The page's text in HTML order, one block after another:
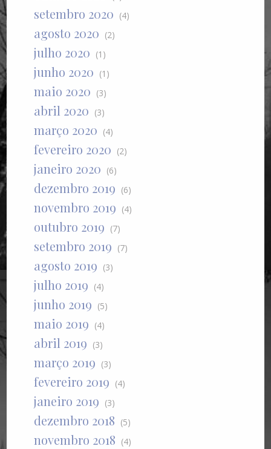
setembro 2020 (4)
agosto 2020 (2)
julho 2020 (1)
junho 2020 (1)
maio 2020 (3)
abril 2020 (3)
março 2020 (4)
fevereiro 2020 (2)
janeiro 2020 (6)
dezembro 2019 (6)
novembro 2019 (4)
outubro 2019 (7)
setembro 2019 (7)
agosto 2019 (3)
julho 2019 (4)
junho 2019 (5)
maio 2019 (4)
abril 2019 (3)
março 2019 (3)
fevereiro 2019 (4)
janeiro 2019 (3)
dezembro 2018 (5)
novembro 2018 (4)